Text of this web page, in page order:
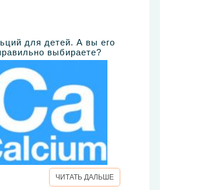
для детей. А вы его
выбираете?
ЧИТАТЬ ДАЛЬШЕ